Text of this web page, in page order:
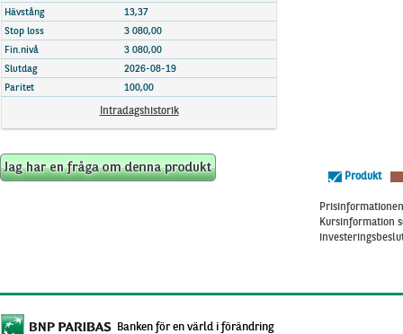
Hävstång
13,37
Stop loss
3 080,00
Fin.nivå
3 080,00
Slutdag
2026-08-19
Paritet
100,00
Intradagshistorik
Produkt
Kursinformation
Banken för en värld i förändring